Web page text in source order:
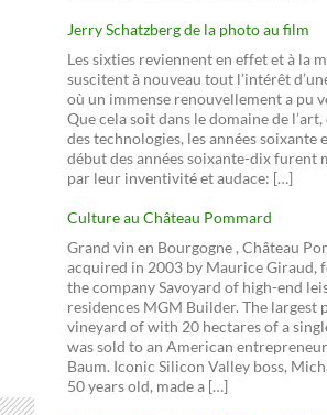
vingtième siècle
Jerry Schatzberg de la photo au film
Les sixties reviennent en effet et à la
suscitent à nouveau tout l’intérêt
où un immense renouvellement a pu
Que cela soit dans le domaine de
des technologies, les années soixante
début des années soixante-dix furent
par leur inventivité et audace: […]
Culture au Château Pommard
Grand vin en Bourgogne , Château
acquired in 2003 by Maurice Giraud,
the company Savoyard of high-end
residences MGM Builder. The largest
vineyard of with 20 hectares of a
was sold to an American
Baum. Iconic Silicon Valley boss,
50 years old, made a […]